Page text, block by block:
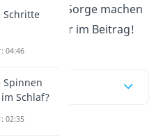
keine Sorge machen
du hier im Beitrag!
Schritte
04:46
Spinnen
Schlaf?
02:35